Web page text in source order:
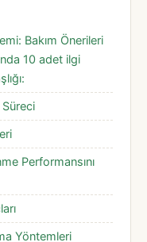
Bakım Önerileri
10 adet ilgi
Performansını
Yöntemleri